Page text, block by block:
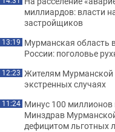
миллиардов: власти
застройщиков
13:19 Мурманская область
России: поголовье
12:23 Жителям Мурманской
экстренных случаях
11:24 Минус 100 миллионов
Минздрав
дефицитом льготных